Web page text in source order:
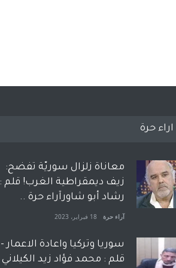
اراء حرة
معاناة زلزال سوريّة تفضح:
زيف ديمقراطية الغرب! قلم :
رشاد أبو شاورآراء حرة ..
آراء حرة 18 فبراير، 2023
سوريا وتركيا واعادة الاعمار -
قلم : محمد فؤاد زيد الكيلاني